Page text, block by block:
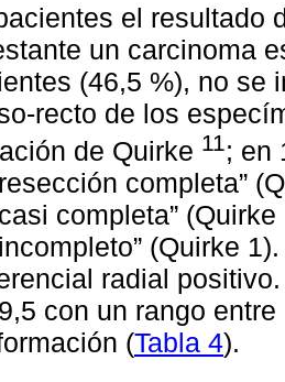
el resultado
un carcinoma
(46,5 %), no se
recto de los
de Quirke 11 ; en
completa”
completa”
(Quirke
radial
con un rango
(Tabla 4).